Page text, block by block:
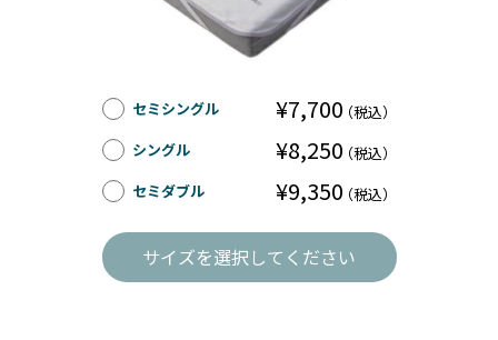
セミシングル ¥7,700（税込）
シングル
¥8,250（税込）
セミダブル
¥9,350（税込）
サイズを選択してください